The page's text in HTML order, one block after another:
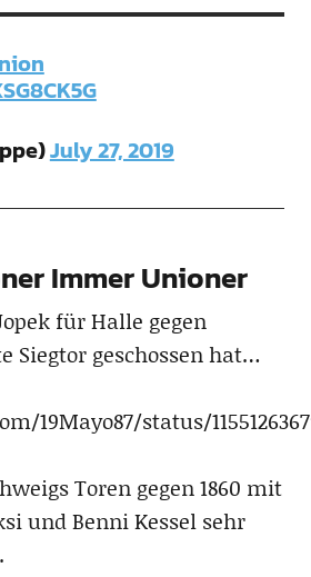
July 27, 2019
Immer Unioner
für Halle gegen
Siegtor geschossen hat…
19Mayo87/status/
Toren gegen 1860 mit
und Benni Kessel sehr